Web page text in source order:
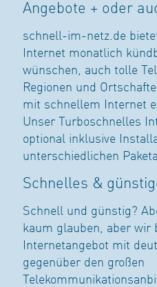
Angebote + oder
schnell-im-netz.de
Internet monatlich
wünschen, auch tolle
Regionen und
mit schnellem Internet
Unser Turboschnelles
optional inklusive
unterschiedlichen
Schnelles &
Schnell und günstig?
kaum glauben, aber wir
Internetangebot mit
gegenüber den großen